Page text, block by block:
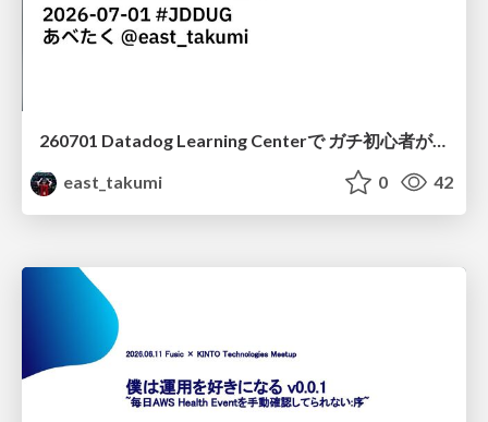
260701 Datadog Learning Centerで ガチ初心者が入門する vol.1
east_takumi
0 42